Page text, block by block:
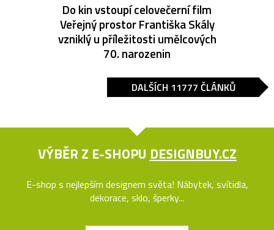
Do kin vstoupí celovečerní film
Veřejný prostor Františka Skály
vzniklý u příležitosti umělcových
70. narozenin
DALŠÍCH 11777 ČLÁNKŮ
VÝBĚR Z E-SHOPU DESIGNBUY.CZ
E-shop s nejlepším designem světa! Nábytek, svítidla,
dekorace, sklo, šperky...